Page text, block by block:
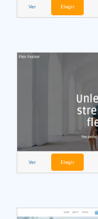
Ver Elegir
Ver Elegir